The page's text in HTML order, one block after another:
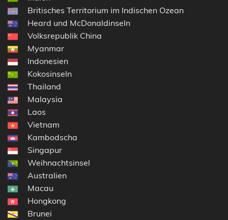
Britisches Territorium im Indischen Ozean
Heard und McDonaldinseln
Volksrepublik China
Myanmar
Indonesien
Kokosinseln
Thailand
Malaysia
Laos
Vietnam
Kambodscha
Singapur
Weihnachtsinsel
Australien
Macau
Hongkong
Brunei